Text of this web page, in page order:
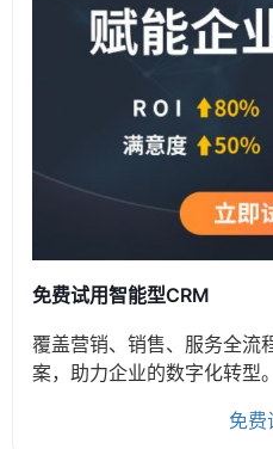
免费试用智能型CRM
覆盖营销、销售、服务全流
案，助力企业的数字化转型。
免费